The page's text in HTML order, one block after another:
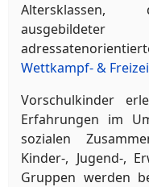
Wettkampf- &
Vorschulkinder
Erfahrungen im
sozialen
Kinder-, Jugend-,
Gruppen werden